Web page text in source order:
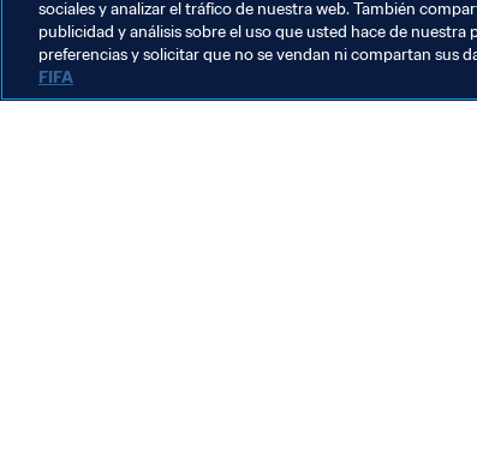
sociales y analizar el tráfico de nuestra web. También
publicidad y análisis sobre el uso que usted hace de nuestra
preferencias y solicitar que no se vendan ni compartan sus
FIFA